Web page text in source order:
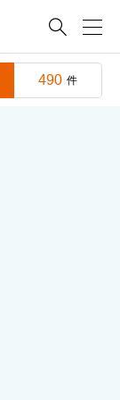

490 件